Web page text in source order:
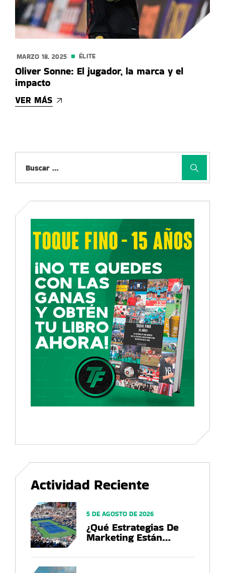
MARZO 18. 2025 ÉLITE
Oliver Sonne: El jugador, la marca y el
impacto
VER MÁS
Actividad Reciente
¿Qué Estrategias De
Marketing Están
En El US Open 2026?
5 DE AGOSTO DE 2026